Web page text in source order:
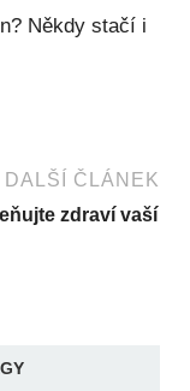
Někdy stačí i
DALŠÍ ČLÁNEK
zdraví vaší